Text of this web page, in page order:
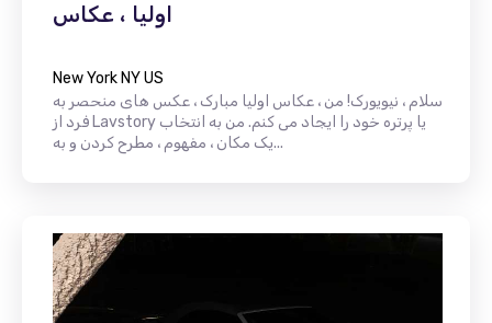
اولیا ، عکاس
New York NY US
سلام ، نیویورک! من ، عکاس اولیا مبارک ، عکس های منحصر به
فرد از Lavstory یا پرتره خود را ایجاد می کنم. من به انتخاب
یک مکان ، مفهوم ، مطرح کردن و به...